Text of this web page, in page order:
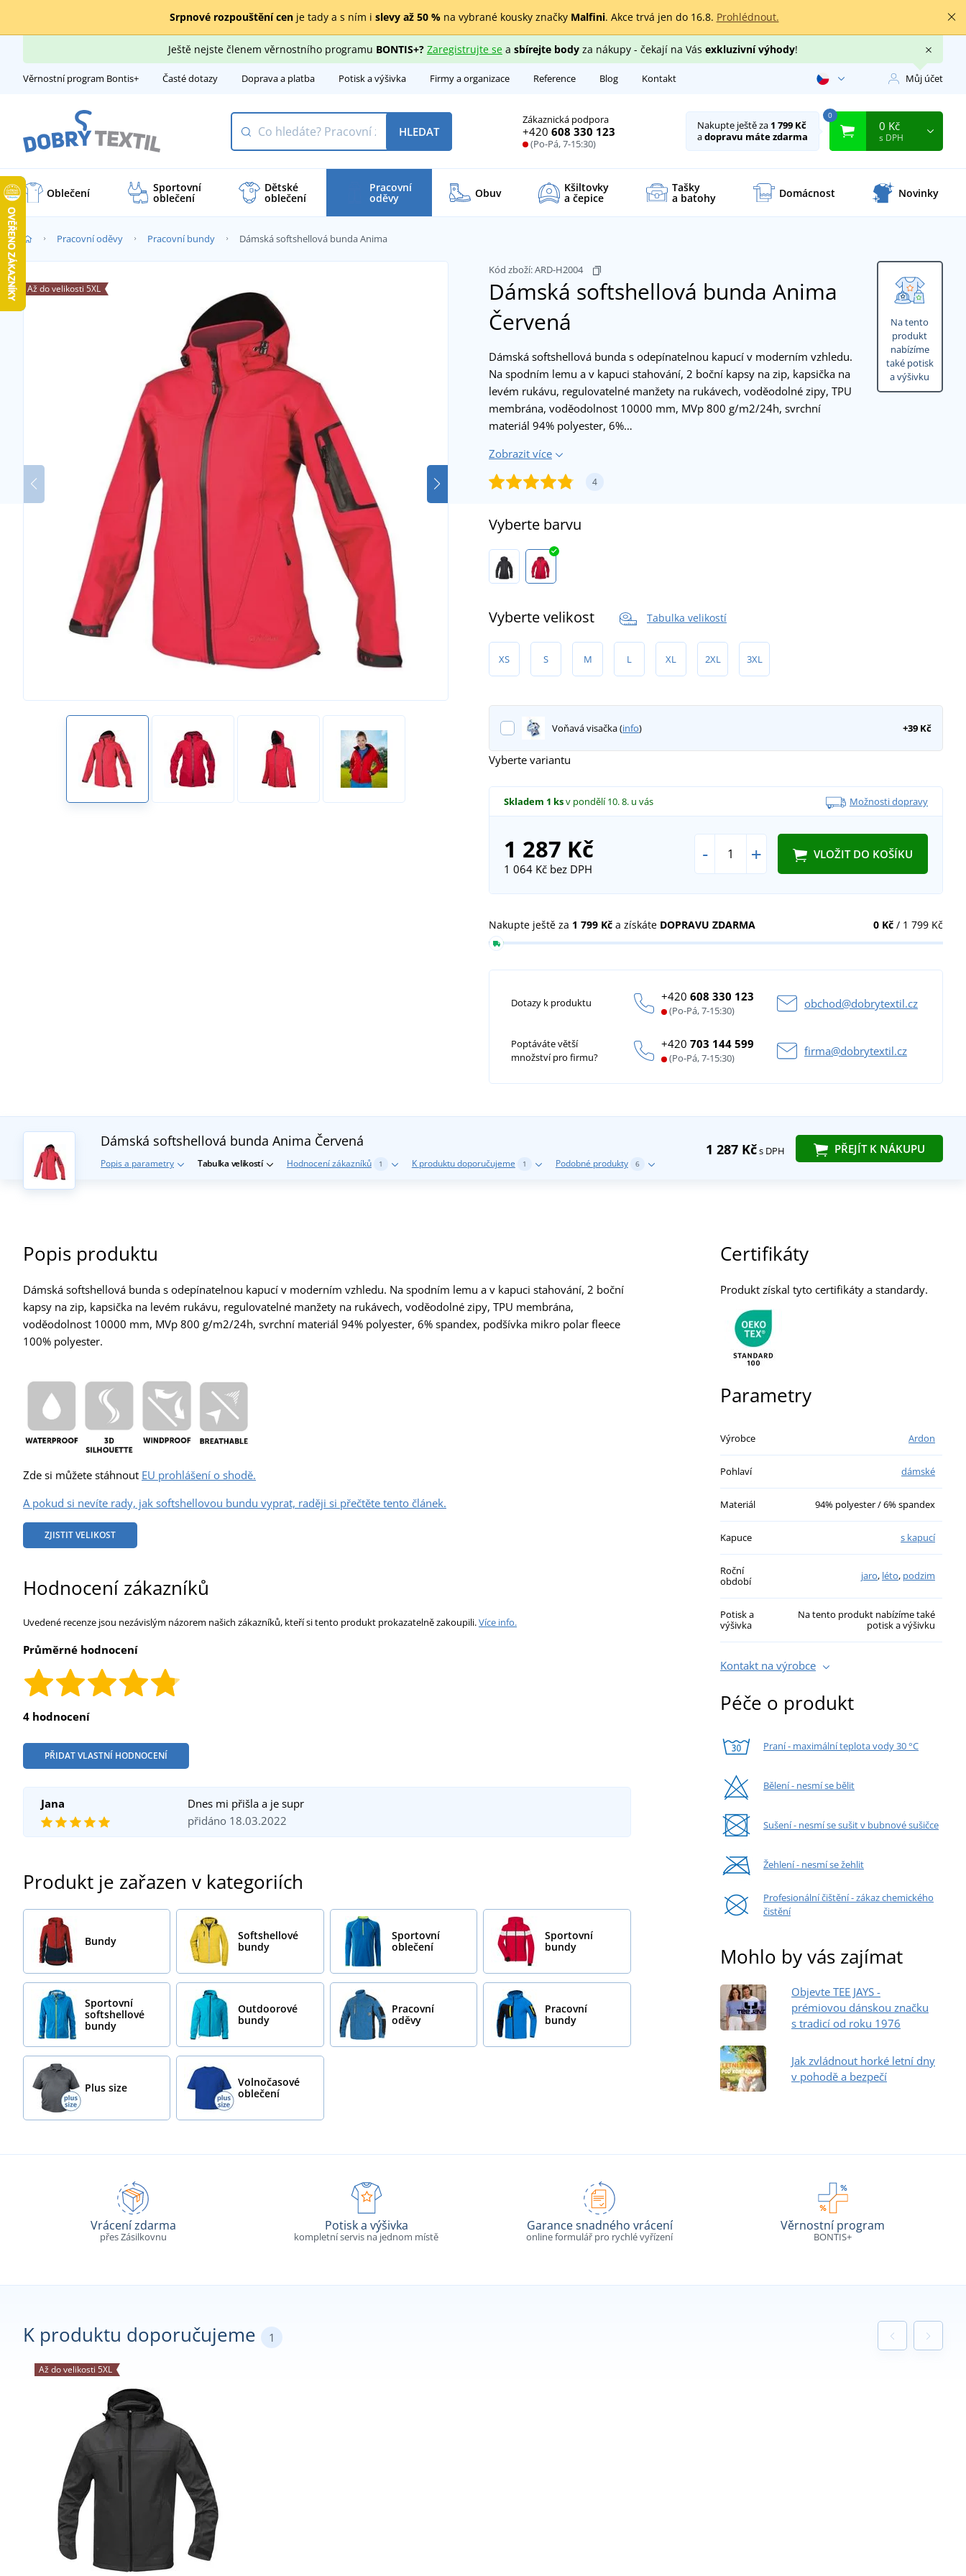
Srpnové rozpouštění cenje tady a s ním i slevy až 50 %na vybrané kousky značky Malfini. Akce trvá jen do 16.8. Prohlédnout.
Ještě nejste členem věrnostního programu BONTIS+? Zaregistrujte sea sbírejte bodyza nákupy - čekají na Vás exkluzivní výhody!
Věrnostní program Bontis+ Časté dotazy Doprava a platba Potisk a výšivka Firmy a organizace Reference Blog Kontakt Můj účet
Zákaznická podpora
+420 608 330 123
(Po-Pá, 7-15:30)
HLEDAT Nakupte ještě za 1 799 Kč
adopravu máte zdarma
0
0 Kč
s DPH
Oblečení Sportovní
oblečení
Dětské
oblečení
Pracovní
oděvy Obuv Kšiltovky
a čepice
Tašky
a batohy Domácnost Novinky
Pracovní oděvy Pracovní bundy Dámská softshellová bunda Anima
Na tento
produkt
nabízíme
také potisk
a výšivku
Kód zboží:ARD-H2004
Dámská softshellová bunda Anima
Červená
Až do velikosti 5XL
Dámská softshellová bunda s odepínatelnou kapucí v moderním vzhledu.
Na spodním lemu a v kapuci stahování, 2 boční kapsy na zip, kapsička na
levém rukávu, regulovatelné manžety na rukávech, voděodolné zipy, TPU
membrána, voděodolnost 10000 mm, MVp 800 g/m2/24h, svrchní
materiál 94% polyester, 6%…
Zobrazit více
4
Vyberte barvu
Vyberte velikost Tabulka velikostí
XS S M L XL 2XL 3XL
Voňavá visačka (info) +39 Kč
Vyberte variantu
Skladem 1 ksv pondělí 10. 8. u vás Možnosti dopravy
1 287 Kč
1 064 Kčbez DPH
- + VLOŽIT DO KOŠÍKU
0 Kč/ 1 799 Kč
Nakupte ještě za 1 799 Kč a získáte DOPRAVU ZDARMA
Dotazy k produktu +420608 330 123
(Po-Pá, 7-15:30)
obchod@dobrytextil.cz
Poptáváte větší
množství pro firmu?
+420703 144 599
(Po-Pá, 7-15:30)
firma@dobrytextil.cz
1 287 Kčs DPH PŘEJÍT K NÁKUPU
Dámská softshellová bunda Anima Červená
Popis a parametry Tabulka velikostí Hodnocení zákazníků 1 K produktu doporučujeme 1 Podobné produkty 6
Popis produktu
Dámská softshellová bunda s odepínatelnou kapucí v moderním vzhledu. Na spodním lemu a v kapuci stahování, 2 boční
kapsy na zip, kapsička na levém rukávu, regulovatelné manžety na rukávech, voděodolné zipy, TPU membrána,
voděodolnost 10000 mm, MVp 800 g/m2/24h, svrchní materiál 94% polyester, 6% spandex, podšívka mikro polar fleece
100% polyester.
Zde si můžete stáhnout EU prohlášení o shodě.
A pokud si nevíte rady, jak softshellovou bundu vyprat, raději si přečtěte tento článek.
ZJISTIT VELIKOST
Hodnocení zákazníků
Uvedené recenze jsou nezávislým názorem našich zákazníků, kteří si tento produkt prokazatelně zakoupili.Více info.
Průměrné hodnocení
4 hodnocení
PŘIDAT VLASTNÍ HODNOCENÍ
Jana
Dnes mi přišla a je supr
přidáno 18.03.2022
Produkt je zařazen v kategoriích
Bundy
Softshellové
bundy
Sportovní
oblečení
Sportovní
bundy
Sportovní
softshellové
bundy
Outdoorové
bundy
Pracovní
oděvy
Pracovní
bundy
Plus size
Volnočasové
oblečení
Certifikáty
Produkt získal tyto certifikáty a standardy.
Parametry
Výrobce Ardon
Pohlaví dámské
Materiál 94% polyester / 6% spandex
Kapuce s kapucí
Roční
období
jaro, léto, podzim
Potisk a
výšivka
Na tento produkt nabízíme také
potisk a výšivku
Kontakt na výrobce
Péče o produkt
Praní - maximální teplota vody 30 °C
Bělení - nesmí se bělit
Sušení - nesmí se sušit v bubnové sušičce
Žehlení - nesmí se žehlit
Profesionální čištění - zákaz chemického
čistění
Mohlo by vás zajímat
Objevte TEE JAYS -
prémiovou dánskou značku
s tradicí od roku 1976
Jak zvládnout horké letní dny
v pohodě a bezpečí
Vrácení zdarma
přes Zásilkovnu
Potisk a výšivka
kompletní servis na jednom místě
Garance snadného vrácení
online formulář pro rychlé vyřízení
Věrnostní program
BONTIS+
K produktu doporučujeme 1
Až do velikosti 5XL